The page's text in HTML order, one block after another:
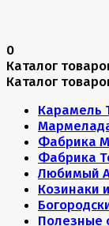
0
Каталог
Каталог
Карамель
Фабрика
Фабрика
Любимый
Козинаки
Полезные